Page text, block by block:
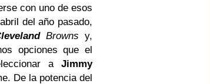
con uno de esos
del año pasado,
Browns y,
opciones que el
a Jimmy
De la potencia del